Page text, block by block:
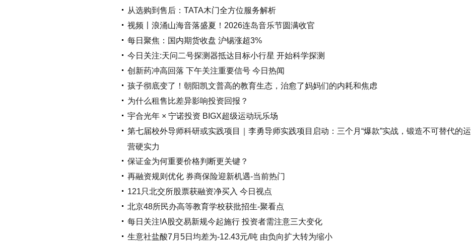
从选购到售后：TATA木门全方位服务解析
视频〡浪涌山海音落盛夏！2026连岛音乐节圆满收官
每日聚焦：国内期货收盘 沪锡涨超3%
今日关注:天问二号探测器抵达目标小行星 开始科学探测
创新药冲高回落 下午关注重要信号 今日热闻
孩子彻底变了！朝阳凯文普高的教育生态，治愈了妈妈们的内耗和焦虑
为什么租售比差异影响投资回报？
宇合光年 × 宁诺投资 BIGX超级运动玩乐场
第七届校外导师科研或实践项目｜李勇导师实践项目启动：三个月“爆款”实战，锻造不可替代的运
营硬实力
保证金为何重要价格判断更关键？
再融资规则优化 券商保险迎新机遇-当前热门
121只北交所股票获融资净买入 今日视点
北京48所民办高等教育学校获批招生-聚看点
每日关注!A股交易新规今起施行 投资者需注意三大变化
生意社盐酸7月5日均差为-12.43元/吨 由负向扩大转为缩小